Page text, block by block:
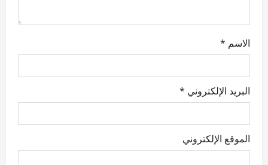
الاسم *
البريد الإلكتروني *
الموقع الإلكتروني